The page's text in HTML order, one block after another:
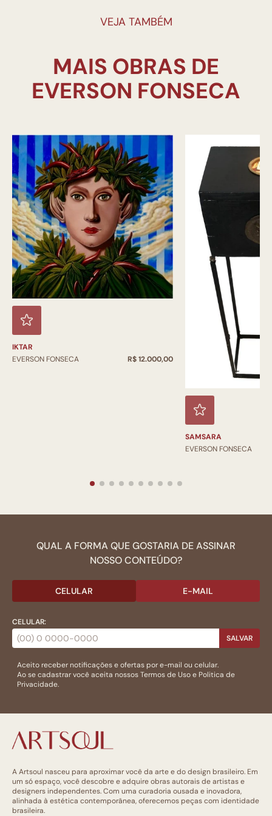
VEJA TAMBÉM
MAIS OBRAS DE
IKTAR
EVERSON FONSECA
R$ 12.000,00
SAMSARA
EVERSON FONSECA
QUAL A FORMA QUE GOSTARIA DE ASSINAR
NOSSO CONTEÚDO?
CELULAR E-MAIL
CELULAR:
SALVAR
Aceito receber notificações e ofertas por e-mail ou celular.
Ao se cadastrar você aceita nossosTermos de Usoe Politica de
Privacidade.
A Artsoul nasceu para aproximar você da arte e do design brasileiro. Em
um só espaço, você descobre e adquire obras autorais de artistas e
designers independentes. Com uma curadoria ousada e inovadora,
alinhada à estética contemporânea, oferecemos peças com identidade
brasileira.